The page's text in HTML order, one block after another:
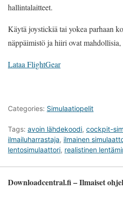
hallintalaitteet.
Käytä joystickiä tai yokea parhaan
näppäimistö ja hiiri ovat
Lataa FlightGear
Categories: Simulaatiopelit
Tags: avoin lähdekoodi, cockpit-
ilmailuharrastaja, ilmainen
lentosimulaattori, realistinen
Downloadcentral.fi – Ilmaiset